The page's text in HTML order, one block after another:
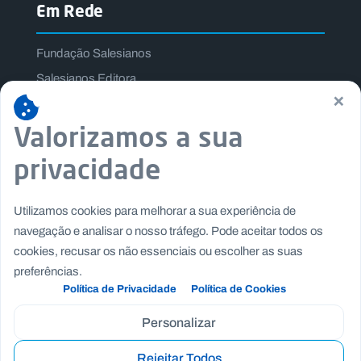
Em Rede
Fundação Salesianos
Salesianos Editora
Família Salesiana
Missão Dom Bosco
×
Valorizamos a sua
privacidade
Utilizamos cookies para melhorar a sua experiência de
navegação e analisar o nosso tráfego. Pode aceitar todos os
cookies, recusar os não essenciais ou escolher as suas
preferências.
Política de Privacidade Política de Cookies
Personalizar